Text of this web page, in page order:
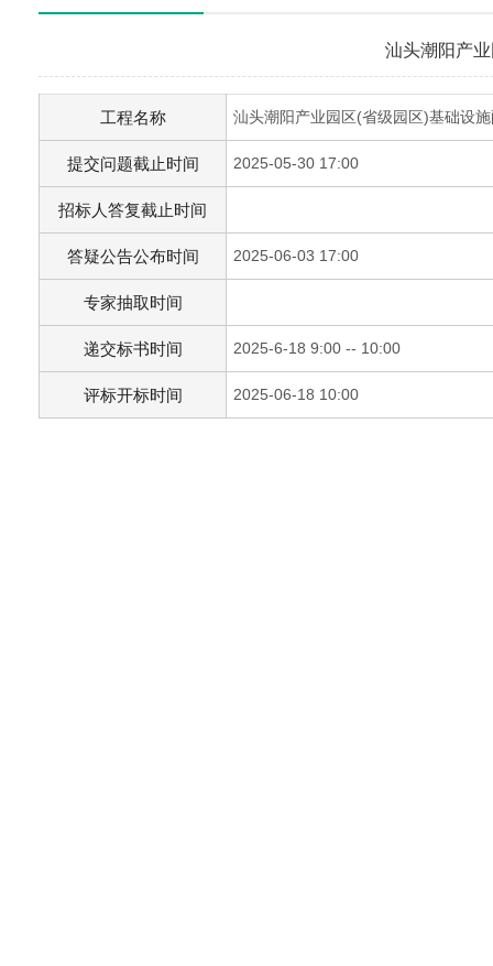
汕头潮阳产
工程名称 汕头潮阳产业园区(省级园区)基础设
提交问题截止时间 2025-05-30 17:00
招标人答复截止时间
答疑公告公布时间 2025-06-03 17:00
专家抽取时间
递交标书时间 2025-6-18 9:00 -- 10:00
评标开标时间 2025-06-18 10:00